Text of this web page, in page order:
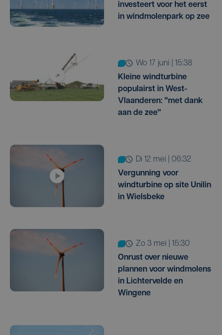
investeert voor het eerst
in windmolenpark op zee
wo 17 juni | 15:38
Kleine windturbine
populairst in West-
Vlaanderen: "met dank
aan de zee"
di 12 mei | 06:32
Vergunning voor
windturbine op site Unilin
in Wielsbeke
zo 3 mei | 15:30
Onrust over nieuwe
plannen voor windmolens
in Lichtervelde en
Wingene